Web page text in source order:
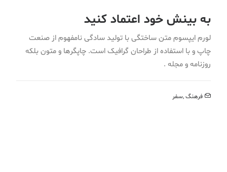
به بینش خود اعتماد کنید
لورم ایپسوم متن ساختگی با تولید سادگی نامفهوم از صنعت
چاپ و با استفاده از طراحان گرافیک است. چاپگرها و متون بلکه
روزنامه و مجله .
فرهنگ ,سفر